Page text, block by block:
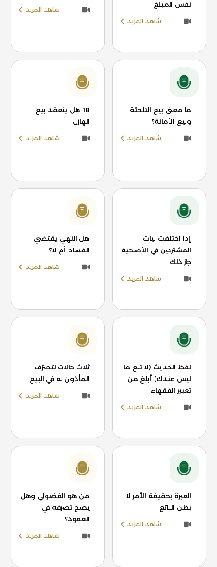
نفس المبلغ
شاهد المزيد
شاهد المزيد
ما معنى بيع التلجئة
وبيع الأمانة؟
شاهد المزيد
18 هل ينعقد بيع
الهازل
شاهد المزيد
إذا اختلفت نيات
المشتركين في الأضحية
جاز ذلك
شاهد المزيد
هل النهي يقتضي
الفساد أم لا؟
شاهد المزيد
لفظ الحديث (لا تبع ما
ليس عندك) أبلغ من
تعبير الفقهاء
شاهد المزيد
ثلاث حالات لتصرّف
المأذون له في البيع
شاهد المزيد
العبرة بحقيقة الأمر لا
بظن البائع
شاهد المزيد
من هو الفضولي وهل
يصح تصرفه في
العقود؟
شاهد المزيد